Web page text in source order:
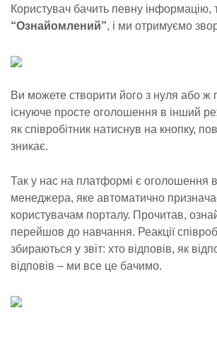
Користувач бачить певну інформацію,
“Ознайомлений”, і ми отримуємо
Ви можете створити його з нуля або ж
існуюче просте оголошення в інший
як співробітник натиснув на кнопку,
зникає.
Так у нас на платформі є оголошення
менеджера, яке автоматично
користувачам порталу. Прочитав,
перейшов до навчання. Реакції
збираються у звіт: хто відповів, як
відповів – ми все це бачимо.